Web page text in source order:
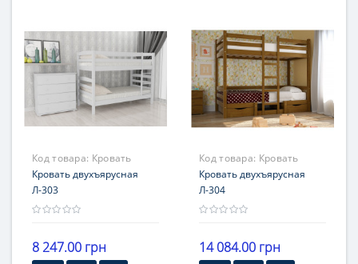
Код товара: Кровать
Л-303
Кровать двухъярусная
Л-303
8 247.00 грн
Код товара: Кровать
Л-304
Кровать двухъярусная
Л-304
14 084.00 грн